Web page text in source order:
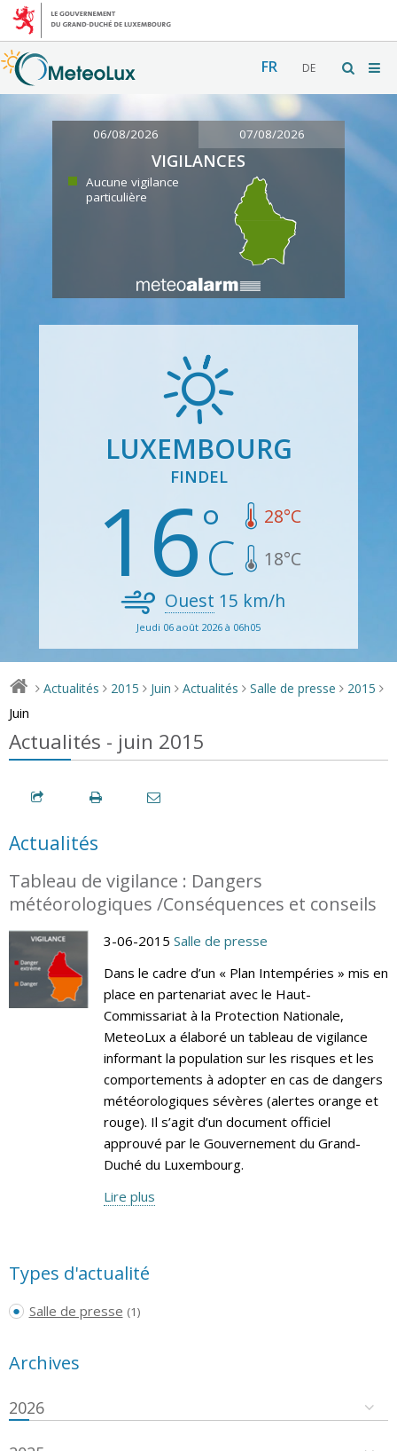
FR DE
06/08/2026 07/08/2026
VIGILANCES
Aucune vigilance
particulière
LUXEMBOURG
FINDEL
16 28°C
18°C
Ouest 15 km/h
Jeudi 06 août 2026 à 06h05
> Actualités > 2015 > Juin > Actualités > Salle de presse > 2015 >
Juin
Actualités - juin 2015
Actualités
Tableau de vigilance : Dangers
météorologiques /Conséquences et conseils
3-06-2015 Salle de presse
Dans le cadre d’un « Plan Intempéries » mis en
place en partenariat avec le Haut-
Commissariat à la Protection Nationale,
MeteoLux a élaboré un tableau de vigilance
informant la population sur les risques et les
comportements à adopter en cas de dangers
météorologiques sévères (alertes orange et
rouge). Il s’agit d’un document officiel
approuvé par le Gouvernement du Grand-
Duché du Luxembourg.
Lire plus
Types d'actualité
Salle de presse (1)
Archives
2026